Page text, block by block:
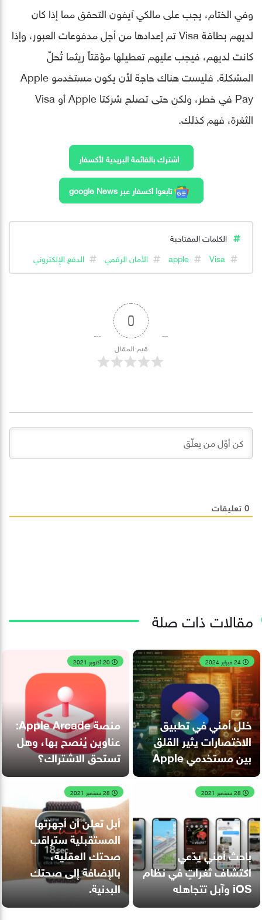
وفي الختام، يجب على مالكي آيفون التحقق مما إذا كان
لديهم بطاقة Visa تم إعدادها من أجل مدفوعات العبور، وإذا
كانت لديهم، فيجب عليهم تعطيلها مؤقتاً ريثما تُحلّ
المشكلة. فليست هناك حاجة لأن يكون مستخدمو Apple
Pay في خطر، ولكن حتى تصلح شركتا Apple أو Visa
الثغرة، فهم كذلك.
اشترك بالقائمة البريدية لأكسفار
تابعوا اكسفار عبر google News
الكلمات المفتاحية
apple
Visa الأمان الرقمي الدفع الإلكتروني
0
قيم المقال
0 تعليقات
مقالات ذات صلة
خلل أمني في تطبيق
الاختصارات يثير القلق
بين مستخدمي Apple
منصة Apple Arcade:
عناوين يُنصح بها، وهل
تستحق الاشتراك؟
باحث أمني يدّعي
اكتشاف ثغراتٍ في نظام
iOS وآبل تتجاهله
أبل تعلن أن أجهزتها
المستقبلية ستراقب
صحتك العقلية،
بالإضافة إلى صحتك
البدنية.